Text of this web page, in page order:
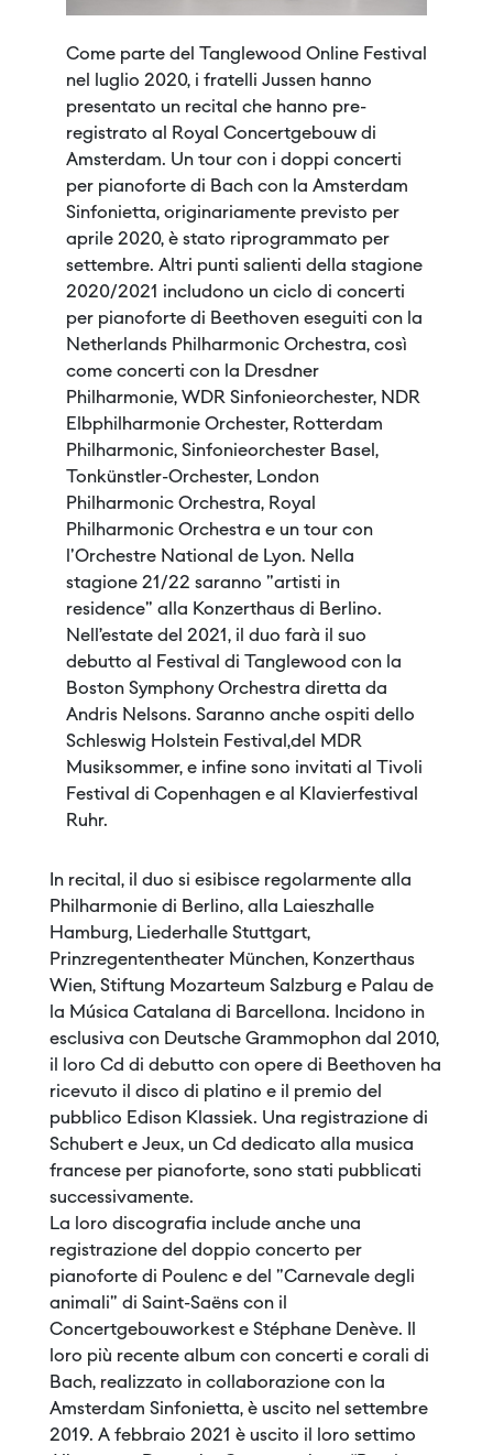
Come parte del Tanglewood Online Festival
nel luglio 2020, i fratelli Jussen hanno
presentato un recital che hanno pre-
registrato al Royal Concertgebouw di
Amsterdam. Un tour con i doppi concerti
per pianoforte di Bach con la Amsterdam
Sinfonietta, originariamente previsto per
aprile 2020, è stato riprogrammato per
settembre. Altri punti salienti della stagione
2020/2021 includono un ciclo di concerti
per pianoforte di Beethoven eseguiti con la
Netherlands Philharmonic Orchestra, così
come concerti con la Dresdner
Philharmonie, WDR Sinfonieorchester, NDR
Elbphilharmonie Orchester, Rotterdam
Philharmonic, Sinfonieorchester Basel,
Tonkünstler-Orchester, London
Philharmonic Orchestra, Royal
Philharmonic Orchestra e un tour con
l'Orchestre National de Lyon. Nella
stagione 21/22 saranno "artisti in
residence" alla Konzerthaus di Berlino.
Nell’estate del 2021, il duo farà il suo
debutto al Festival di Tanglewood con la
Boston Symphony Orchestra diretta da
Andris Nelsons. Saranno anche ospiti dello
Schleswig Holstein Festival,del MDR
Musiksommer, e infine sono invitati al Tivoli
Festival di Copenhagen e al Klavierfestival
Ruhr.
In recital, il duo si esibisce regolarmente alla
Philharmonie di Berlino, alla Laieszhalle
Hamburg, Liederhalle Stuttgart,
Prinzregententheater München, Konzerthaus
Wien, Stiftung Mozarteum Salzburg e Palau de
la Música Catalana di Barcellona. Incidono in
esclusiva con Deutsche Grammophon dal 2010,
il loro Cd di debutto con opere di Beethoven ha
ricevuto il disco di platino e il premio del
pubblico Edison Klassiek. Una registrazione di
Schubert e Jeux, un Cd dedicato alla musica
francese per pianoforte, sono stati pubblicati
successivamente.
La loro discografia include anche una
registrazione del doppio concerto per
pianoforte di Poulenc e del "Carnevale degli
animali" di Saint-Saëns con il
Concertgebouworkest e Stéphane Denève. Il
loro più recente album con concerti e corali di
Bach, realizzato in collaborazione con la
Amsterdam Sinfonietta, è uscito nel settembre
2019. A febbraio 2021 è uscito il loro settimo